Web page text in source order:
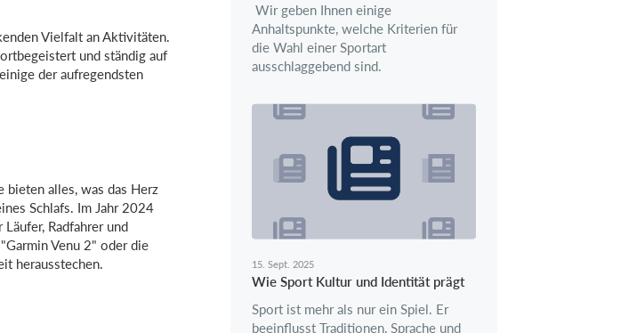
Vielfalt an Aktivitäten.
und ständig auf
der aufregendsten
alles, was das Herz
Schlafs. Im Jahr 2024
Radfahrer und
Venu 2" oder die
herausstechen.
Wir geben Ihnen einige
Anhaltspunkte, welche Kriterien für
die Wahl einer Sportart
ausschlaggebend sind.
15. Sept. 2025
Wie Sport Kultur und Identität prägt
Sport ist mehr als nur ein Spiel. Er
beeinflusst Traditionen, Sprache und